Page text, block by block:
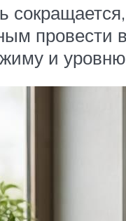
провести
и